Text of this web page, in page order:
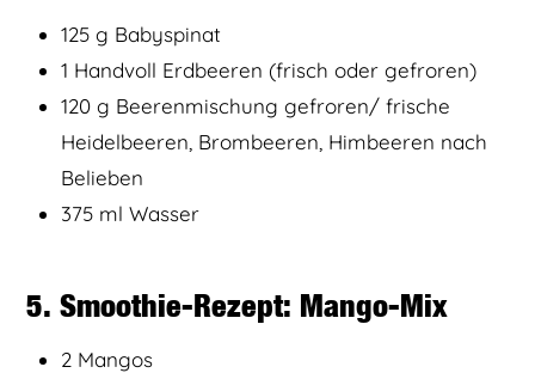
125 g Babyspinat
1 Handvoll Erdbeeren (frisch oder gefroren)
120 g Beerenmischung gefroren/ frische
Heidelbeeren, Brombeeren, Himbeeren nach
Belieben
375 ml Wasser
5. Smoothie-Rezept: Mango-Mix
2 Mangos